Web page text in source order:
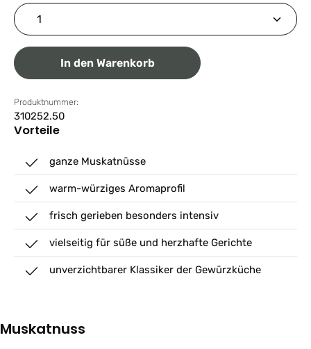
Produkt Anzahl: Gib den gewünschten Wert ein
In den Warenkorb
Produktnummer:
310252.50
Vorteile
ganze Muskatnüsse
warm-würziges Aromaprofil
frisch gerieben besonders intensiv
vielseitig für süße und herzhafte Gerichte
unverzichtbarer Klassiker der Gewürzküche
Muskatnuss